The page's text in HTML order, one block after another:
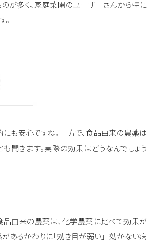
が多く、家庭菜園のユーザーさんから特に
。
も安心ですね。一方で、食品由来の農薬は
聞きます。実際の効果はどうなんでしょう
品由来の農薬は、化学農薬に比べて効果が
があるかわりに「効き目が弱い」「効かない病